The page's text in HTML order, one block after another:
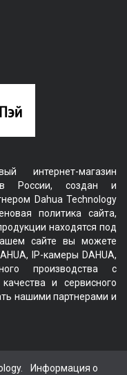
интернет-магазин
в России, создан и
Dahua Technology
политика сайта,
находятся под
сайте вы можете
IP-камеры DAHUA,
производства с
и сервисного
нашими партнерами и
Информация о